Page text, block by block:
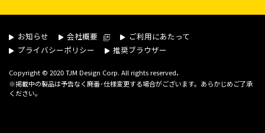
お知らせ 会社概要
ご利用にあたって
プライバシーポリシー
推奨ブラウザー
Copyright © 2020 TJM Design Corp. All rights reserved.
※掲載中の製品は予告なく廃番･仕様変更する場合がございます。あらかじめご了承
ください。